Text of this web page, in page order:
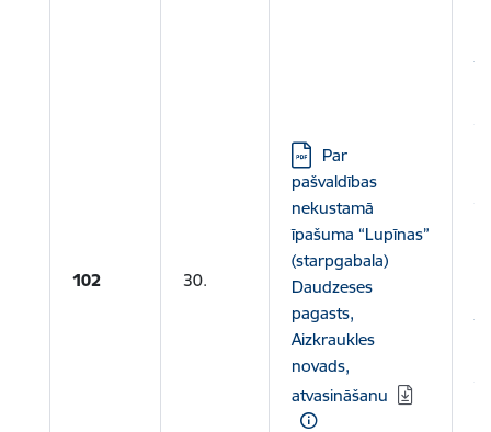
102 30.
Lejupielādēt:
Par
pašvaldības
nekustamā
īpašuma “Lupīnas”
(starpgabala)
Daudzeses
pagasts,
Aizkraukles
novads,
atvasināšanu